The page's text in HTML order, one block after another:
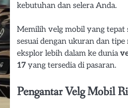
kebutuhan dan selera Anda.
Memilih velg mobil yang tepat
sesuai dengan ukuran dan
eksplor lebih dalam ke dunia
17 yang tersedia di pasaran.
Pengantar Velg Mobil